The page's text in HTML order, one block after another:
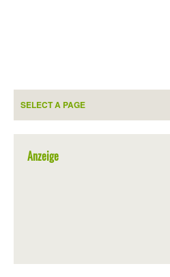
Anzeige